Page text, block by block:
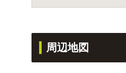
周辺地図